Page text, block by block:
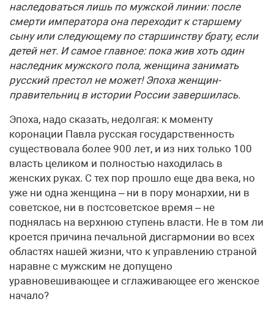
наследоваться лишь по мужской линии: после
смерти императора она переходит к старшему
сыну или следующему по старшинству брату, если
детей нет. И самое главное: пока жив хоть один
наследник мужского пола, женщина занимать
русский престол не может! Эпоха женщин-
правительниц в истории России завершилась.
Эпоха, надо сказать, недолгая: к моменту
коронации Павла русская государственность
существовала более 900 лет, и из них только 100
власть целиком и полностью находилась в
женских руках. С тех пор прошло еще два века, но
уже ни одна женщина – ни в пору монархии, ни в
советское, ни в постсоветское время – не
поднялась на верхнюю ступень власти. Не в том ли
кроется причина печальной дисгармонии во всех
областях нашей жизни, что к управлению страной
наравне с мужским не допущено
уравновешивающее и сглаживающее его женское
начало?